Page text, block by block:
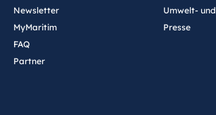
Newsletter
MyMaritim
FAQ
Partner
Umwelt-
Presse